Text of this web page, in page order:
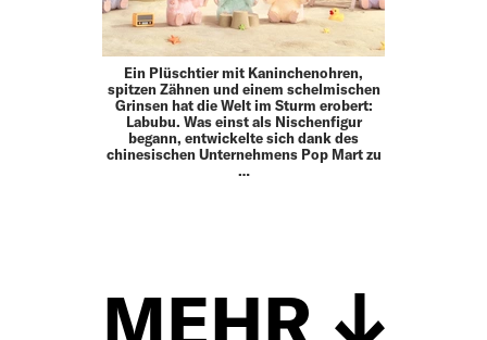
Ein Plüschtier mit Kaninchenohren,
spitzen Zähnen und einem schelmischen
Grinsen hat die Welt im Sturm erobert:
Labubu. Was einst als Nischenfigur
begann, entwickelte sich dank des
chinesischen Unternehmens Pop Mart zu
…
MEHR